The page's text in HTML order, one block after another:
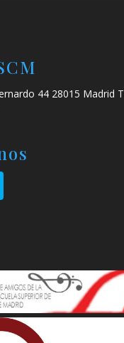
44 28015 Madrid